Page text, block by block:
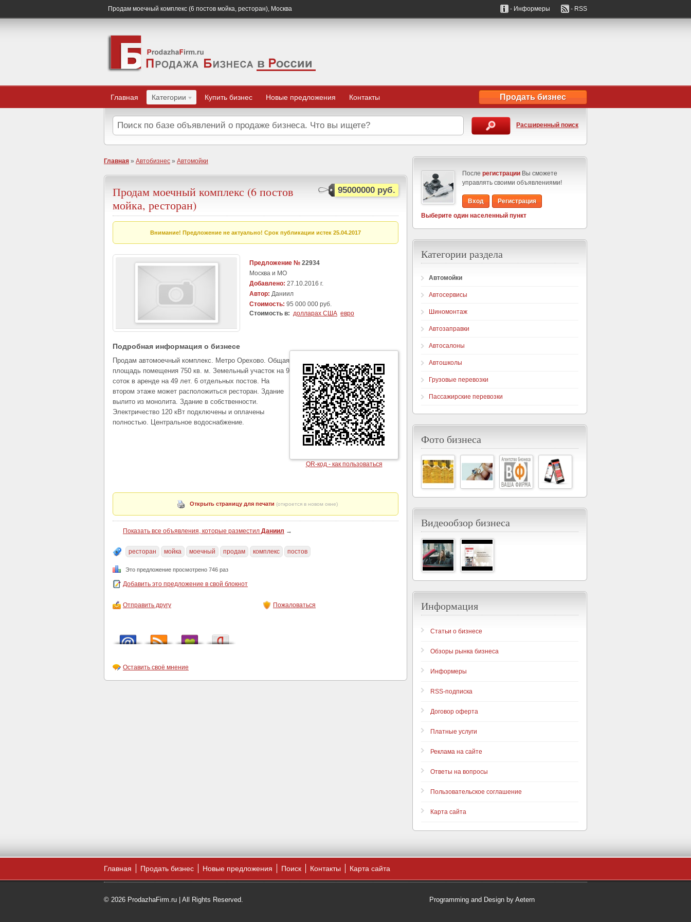
Продам моечный комплекс (6 постов мойка, ресторан), Москва - Информеры - RSS
Продать бизнес
Главная Категории Купить бизнес Новые предложения Контакты
Расширенный поиск
Главная » Автобизнес » Автомойки
95000000 руб.
Продам моечный комплекс (6 постов
мойка, ресторан)
Внимание! Предложение не актуально! Срок публикации истек 25.04.2017
Предложение № 22934
Москва и МО
Добавлено: 27.10.2016 г.
Автор: Даниил
Стоимость: 95 000 000 руб.
Стоимость в: долларах США евро
Подробная информация о бизнесе
QR-код - как пользоваться
Продам автомоечный комплекс. Метро Орехово. Общая
площадь помещения 750 кв. м. Земельный участок на 9
соток в аренде на 49 лет. 6 отдельных постов. На
втором этаже может расположиться ресторан. Здание
вылито из монолита. Здание в собственности.
Электричество 120 кВт подключены и оплачены
полностью. Центральное водоснабжение.
Открыть страницу для печати (откроется в новом окне)
Показать все объявления, которые разместил Даниил →
ресторан мойка моечный продам комплекс постов
Это предложение просмотрено 746 раз
Добавить это предложение в свой блокнот
Отправить другу Пожаловаться
Оставить своё мнение
После регистрации Вы сможете
управлять своими объявлениями!
Вход
Регистрация
Выберите один населенный пункт
Категории раздела
Автомойки
Автосервисы
Шиномонтаж
Автозаправки
Автосалоны
Автошколы
Грузовые перевозки
Пассажирские перевозки
Фото бизнеса
Видеообзор бизнеса
Информация
Статьи о бизнесе
Обзоры рынка бизнеса
Информеры
RSS-подписка
Договор оферта
Платные услуги
Реклама на сайте
Ответы на вопросы
Пользовательское соглашение
Карта сайта
Главная Продать бизнес Новые предложения Поиск Контакты Карта сайта
© 2026 ProdazhaFirm.ru | All Rights Reserved. Programming and Design by Aetern